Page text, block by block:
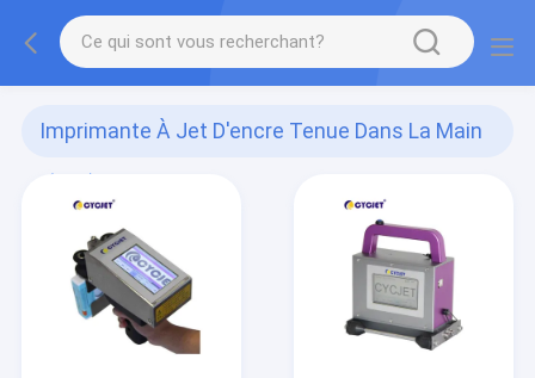
Imprimante À Jet D'encre Tenue Dans La Main